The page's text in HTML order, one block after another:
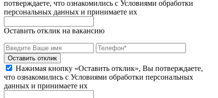
потверждаете, что ознакомились с Условиями обработки
персональных данных и принимаете их
Оставить отклик на вакансию
Оставить отклик
Нажимая кнопку «Оставить отклик», Вы потверждаете,
что ознакомились с Условиями обработки персональных
данных и принимаете их